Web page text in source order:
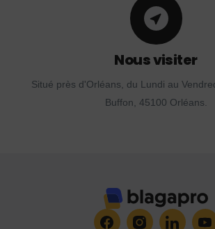
Nous visiter
Situé près d'Orléans, du Lundi au
Buffon, 45100 Orléans.